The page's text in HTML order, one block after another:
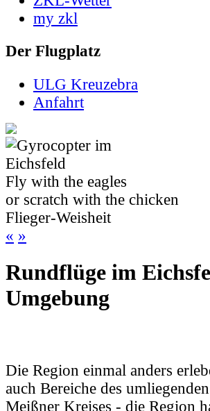
my zkl
Der Flugplatz
ULG Kreuzebra
Anfahrt
Fly with the eagles
or scratch with the chicken
Flieger-Weisheit
« »
Rundflüge im
Umgebung
Die Region einmal anders
auch Bereiche des
Meißner Kreises - die Region